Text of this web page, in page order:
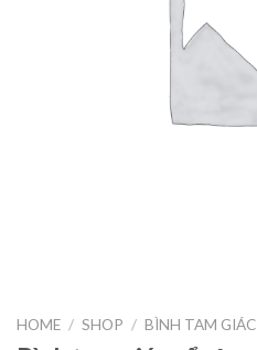
HOME / SHOP / BÌNH TAM GIÁC